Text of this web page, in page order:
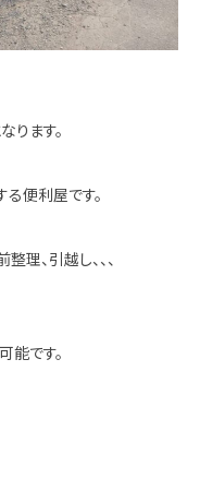
ります。
便利屋です。
理、引越し、、、
能です。